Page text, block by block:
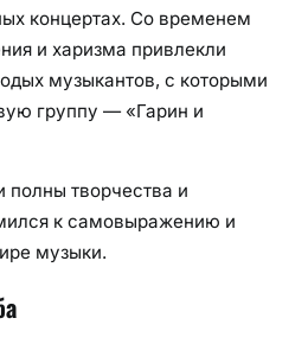
концертах. Со временем
и харизма привлекли
музыкантов, с которыми
группу — «Гарин и
творчества и
к самовыражению и
музыки.